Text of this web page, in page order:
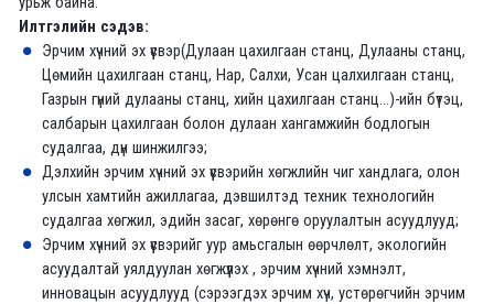
Илтгэлийн сэдэв:
Эрчим хүчний эх үүсвэр(Дулаан цахилгаан станц, Дулааны станц,
Цөмийн цахилгаан станц, Нар, Салхи, Усан цалхилгаан станц,
Газрын гүний дулааны станц, хийн цахилгаан станц...)-ийн бүтэц,
салбарын цахилгаан болон дулаан хангамжийн бодлогын
судалгаа, дүн шинжилгээ;
Дэлхийн эрчим хүчний эх үүсвэрийн хөгжлийн чиг хандлага, олон
улсын хамтийн ажиллагаа, дэвшилтэд техник технологийн
судалгаа хөгжил, эдийн засаг, хөрөнгө оруулалтын асуудлууд;
Эрчим хүчний эх үүсвэрийг уур амьсгалын өөрчлөлт, экологийн
асуудалтай уялдуулан хөгжүүлэх , эрчим хүчний хэмнэлт,
инновацын асуудлууд (сэрээгдэх эрчим хүч, устөрөгчийн эрчим